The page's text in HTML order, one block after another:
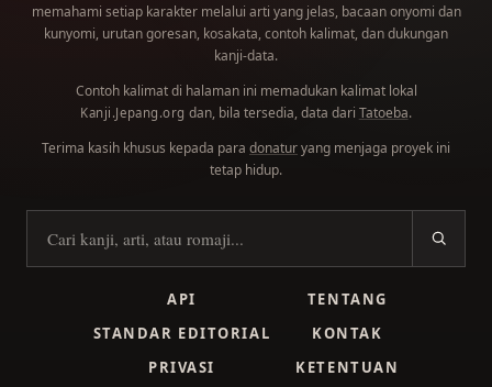
memahami setiap karakter melalui arti yang jelas, bacaan onyomi dan
kunyomi, urutan goresan, kosakata, contoh kalimat, dan dukungan
kanji-data.
Contoh kalimat di halaman ini memadukan kalimat lokal
Kanji.Jepang.org dan, bila tersedia, data dari Tatoeba.
Terima kasih khusus kepada para donaturyang menjaga proyek ini
tetap hidup.
Cari kanji
API
TENTANG
STANDAR EDITORIAL
KONTAK
PRIVASI
KETENTUAN